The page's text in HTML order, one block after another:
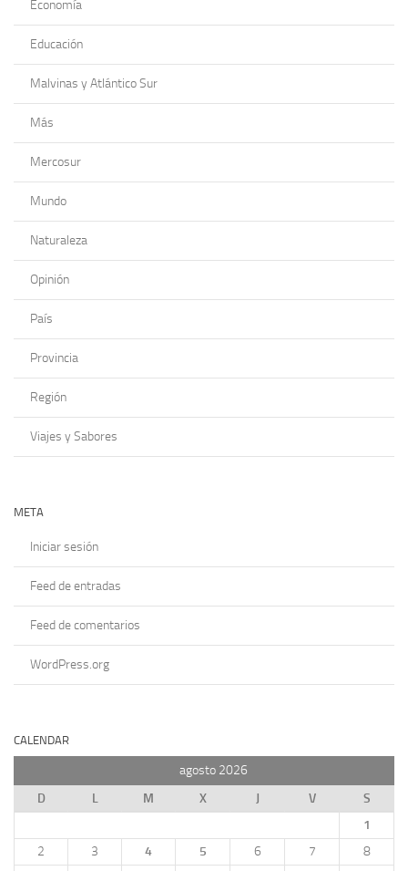
Economía
Educación
Malvinas y Atlántico Sur
Más
Mercosur
Mundo
Naturaleza
Opinión
País
Provincia
Región
Viajes y Sabores
META
Iniciar sesión
Feed de entradas
Feed de comentarios
WordPress.org
CALENDAR
agosto 2026
D
L M X J V
S
1
2
3 4 5 6 7
8